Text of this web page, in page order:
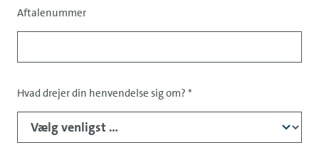
Aftalenummer
Hvad drejer din henvendelse sig om? *